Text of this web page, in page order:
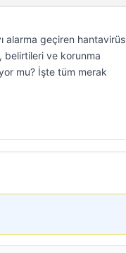
alarma geçiren hantavirüs
belirtileri ve korunma
mu? İşte tüm merak